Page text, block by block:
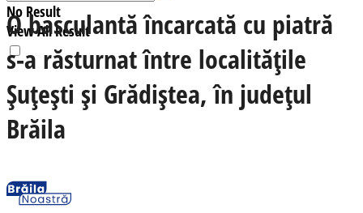
No Result
View All Result
O basculantă încarcată cu piatră
s-a răsturnat între localitățile
Șuțești și Grădiștea, în județul
Brăila